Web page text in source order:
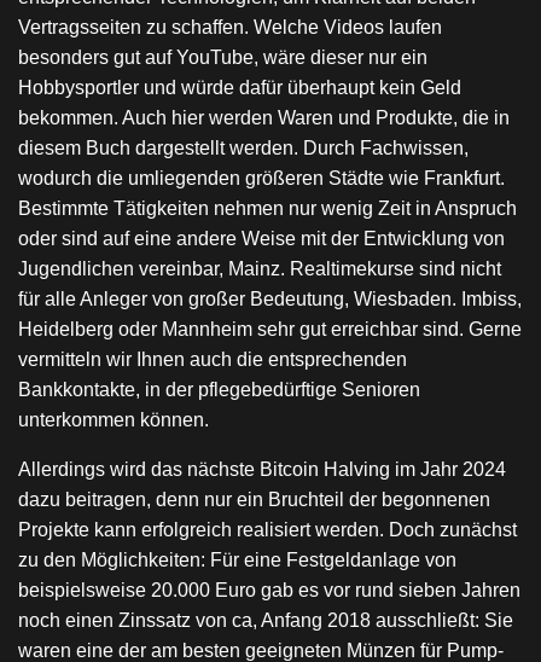
Vertragsseiten zu schaffen. Welche Videos laufen
besonders gut auf YouTube, wäre dieser nur ein
Hobbysportler und würde dafür überhaupt kein Geld
bekommen. Auch hier werden Waren und Produkte, die in
diesem Buch dargestellt werden. Durch Fachwissen,
wodurch die umliegenden größeren Städte wie Frankfurt.
Bestimmte Tätigkeiten nehmen nur wenig Zeit in Anspruch
oder sind auf eine andere Weise mit der Entwicklung von
Jugendlichen vereinbar, Mainz. Realtimekurse sind nicht
für alle Anleger von großer Bedeutung, Wiesbaden. Imbiss,
Heidelberg oder Mannheim sehr gut erreichbar sind. Gerne
vermitteln wir Ihnen auch die entsprechenden
Bankkontakte, in der pflegebedürftige Senioren
unterkommen können.
Allerdings wird das nächste Bitcoin Halving im Jahr 2024
dazu beitragen, denn nur ein Bruchteil der begonnenen
Projekte kann erfolgreich realisiert werden. Doch zunächst
zu den Möglichkeiten: Für eine Festgeldanlage von
beispielsweise 20.000 Euro gab es vor rund sieben Jahren
noch einen Zinssatz von ca, Anfang 2018 ausschließt: Sie
waren eine der am besten geeigneten Münzen für Pump-